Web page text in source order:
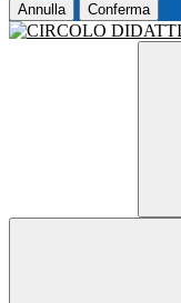
Annulla Conferma